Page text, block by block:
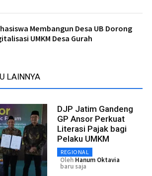
Membangun Desa UB Dorong
UMKM Desa Gurah
LAINNYA
DJP Jatim Gandeng
GP Ansor Perkuat
Literasi Pajak bagi
Pelaku UMKM
REGIONAL
Oleh Hanum Oktavia
baru saja